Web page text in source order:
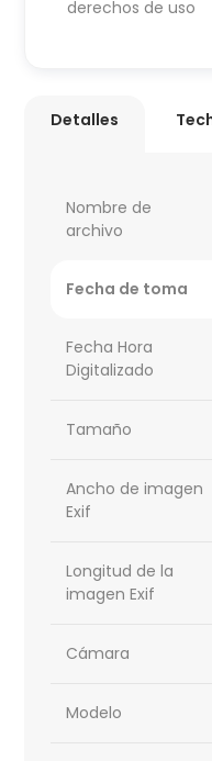
derechos de uso
Detalles
Nombre de
archivo
Fecha de toma
Fecha Hora
Digitalizado
Tamaño
Ancho de imagen
Exif
Longitud de la
imagen Exif
Cámara
Modelo